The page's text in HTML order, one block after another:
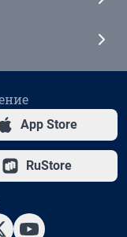
App Store
RuStore